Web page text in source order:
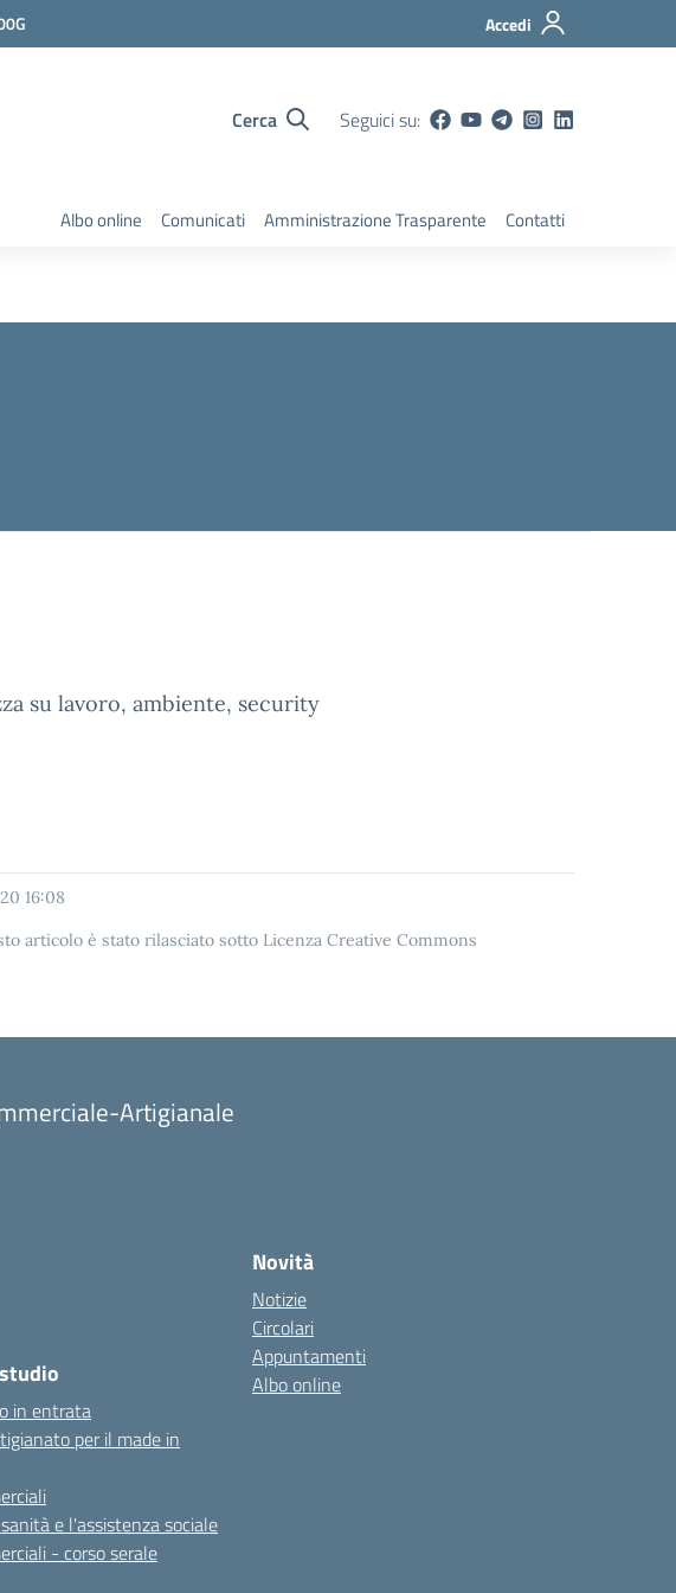
Accedi
Cerca Seguici su:
Albo online Comunicati Amministrazione Trasparente Contatti
su lavoro, ambiente, security
16:08
articolo è stato rilasciato sotto Licenza Creative Commons
Artigianale
in entrata
per il made in
e l'assistenza sociale
- corso serale
Novità
Notizie
Circolari
Appuntamenti
Albo online